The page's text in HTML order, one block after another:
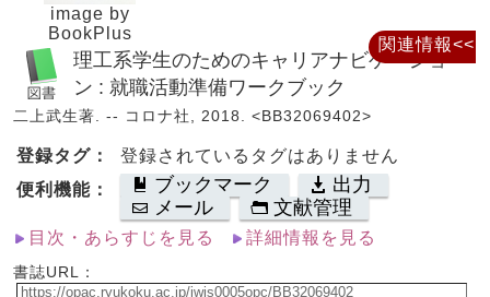
image by
BookPlus
理工系学生のためのキャリアナビゲーショ
ン : 就職活動準備ワークブック
二上武生著. -- コロナ社, 2018. <BB32069402>
登録タグ：
登録されているタグはありません
便利機能：
ブックマーク
出力
メール
文献管理
目次・あらすじを見る 詳細情報を見る
書誌URL：
関連情報<<